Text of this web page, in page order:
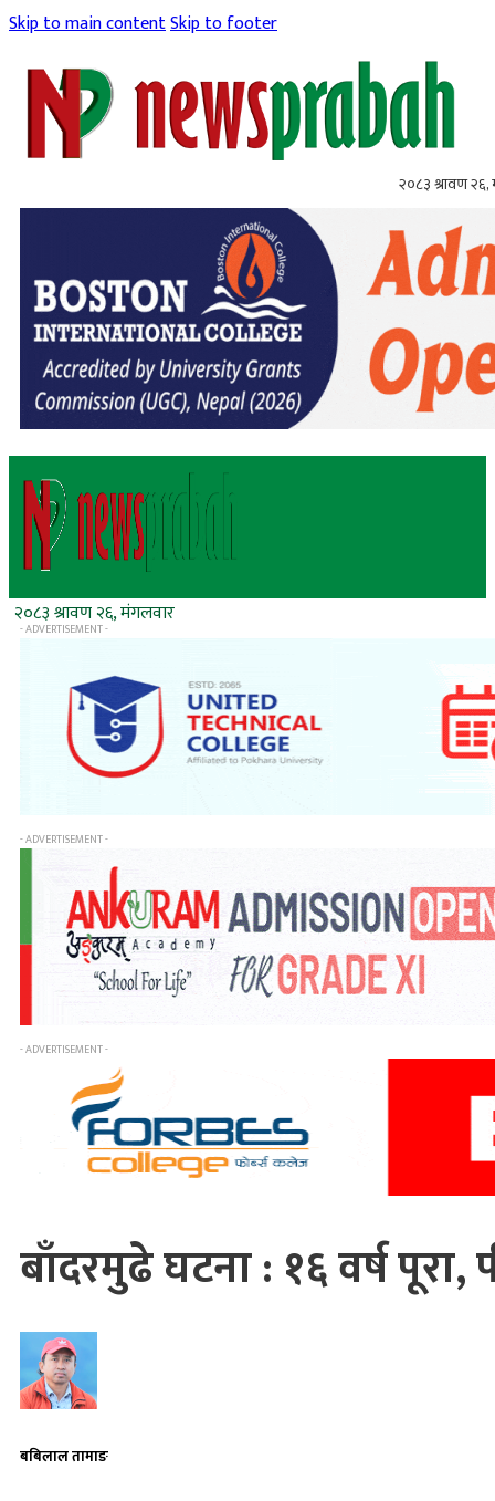
Skip to main contentSkip to footer
२०८३ श्रावण
२०८३ श्रावण २६, मंगलवार
- ADVERTISEMENT -
- ADVERTISEMENT -
- ADVERTISEMENT -
बाँदरमुढे घटना : १६ वर्ष
बबिलाल तामाङ